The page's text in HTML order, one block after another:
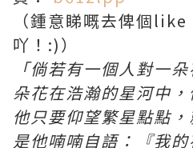
（鍾意睇嘅去俾個
吖！:)）
「倘若有一個人對一
朵花在浩瀚的星河中
他只要仰望繁星點點
是他喃喃自語：『我